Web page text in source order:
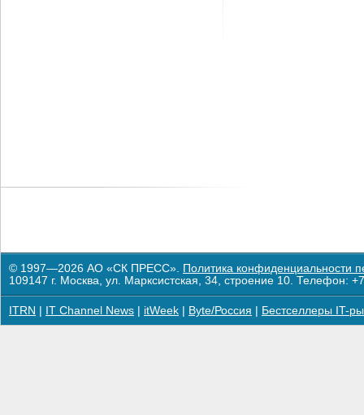
© 1997—2026 АО «СК ПРЕСС». Политика конфиденциальности
109147 г. Москва, ул. Марксистская, 34, строение 10. Телефон:
ITRN IT Channel News itWeek Byte/Россия Бестселлеры IT-